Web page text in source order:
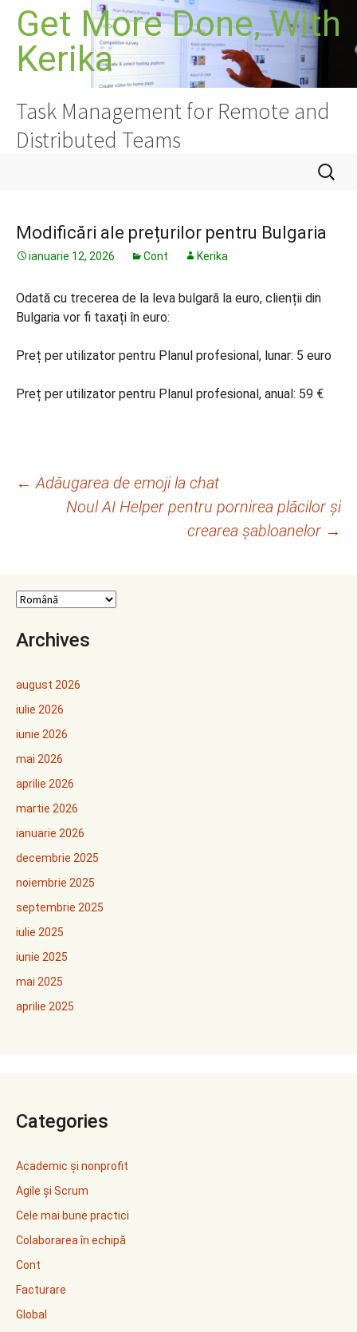
conținut
Get More Done, With
Kerika
Task Management for Remote and
Distributed Teams
Caută
după:
Modificări ale prețurilor pentru Bulgaria
ianuarie 12, 2026 Cont Kerika
Odată cu trecerea de la leva bulgară la euro, clienții din
Bulgaria vor fi taxați în euro:
Preț per utilizator pentru Planul profesional, lunar: 5 euro
Preț per utilizator pentru Planul profesional, anual: 59 €
Navigare
← Adăugarea de emoji la chat
Noul AI Helper pentru pornirea plăcilor și
crearea șabloanelor →
Archives
august 2026
iulie 2026
iunie 2026
mai 2026
aprilie 2026
martie 2026
ianuarie 2026
decembrie 2025
noiembrie 2025
septembrie 2025
iulie 2025
iunie 2025
mai 2025
aprilie 2025
Categories
Academic și nonprofit
Agile și Scrum
Cele mai bune practici
Colaborarea în echipă
Cont
Facturare
Global